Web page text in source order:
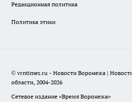
Редакционная политика
Политика этики
© vrntimes.ru - Новости Воронежа |
области, 2004-2026
Сетевое издание «Время Воронежа»